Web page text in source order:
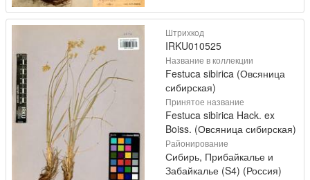
Штрихкод
IRKU010525
Название в коллекции
Festuca sibirica (Овсяница
сибирская)
Принятое название
Festuca sibirica Hack. ex
Boiss. (Овсяница сибирская)
Районирование
Сибирь, Прибайкалье и
Забайкалье (S4) (Россия)